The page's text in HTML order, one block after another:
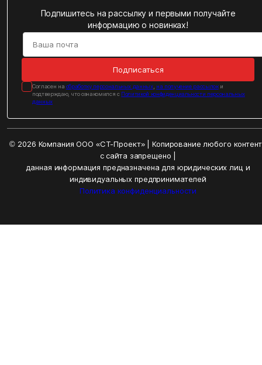
Подпишитесь на рассылку и первыми получайте
информацию о новинках!
Подписаться
Cогласен на обработку персональных данных, на получение рассылоки
подтверждаю, что ознакомился с Политикой конфиденциальности персональных
данных
© 2026 Компания ООО «СТ-Проект» | Копирование любого
с сайта запрещено |
данная информация предназначена для юридических лиц и
индивидуальных предпринимателей
Политика конфиденциальности